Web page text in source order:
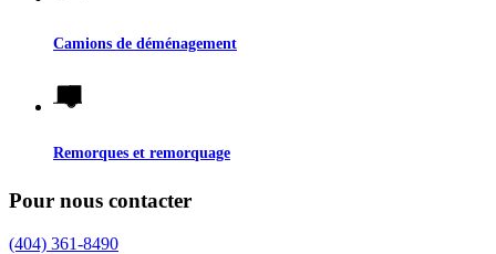
Camions de déménagement
Remorques et remorquage
Pour nous contacter
(404) 361-8490